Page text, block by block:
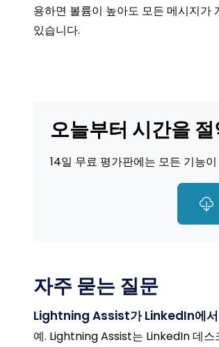
용하면 볼륨이 높아도 모든 메시지가
있습니다.
오늘부터 시간을
14일 무료 평가판에는 모든 기능
자주 묻는 질문
Lightning Assist가 LinkedIn에서
예. Lightning Assist는 LinkedIn 데스